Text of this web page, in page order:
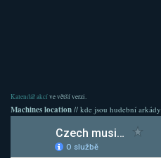
Kalendář akcíve větší verzi.
Machines location// kde jsou hudební arkády